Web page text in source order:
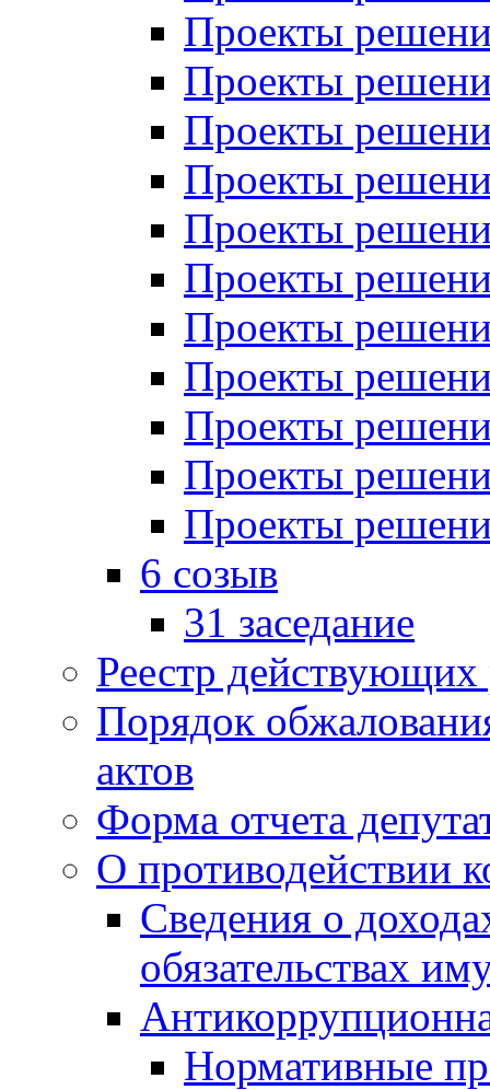
Проекты
Проекты
Проекты
Проекты
Проекты
Проекты
Проекты
Проекты
Проекты
Проекты
Проекты
6 созыв
31 заседание
Реестр
Порядок
актов
Форма отчета
О противодействии
Сведения о
обязательствах
Нормативные